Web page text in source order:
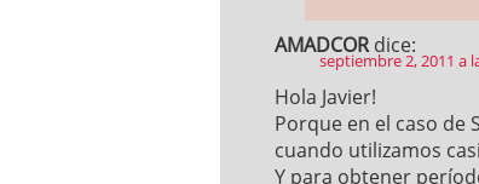
AMADCOR dice:
septiembre 2, 2011 a
Hola Javier!
Porque en el caso de
cuando utilizamos
Y para obtener